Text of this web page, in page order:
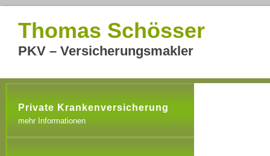
Thomas Schösser
PKV – Versicherungsmakler
Private Krankenversicherung
mehr Informationen